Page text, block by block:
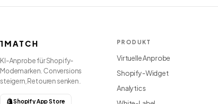
1MATCH
KI-Anprobe für Shopify-
Modemarken. Conversions
steigern, Retouren senken.
Shopify App Store
PRODUKT
Virtuelle Anprobe
Shopify-Widget
Analytics